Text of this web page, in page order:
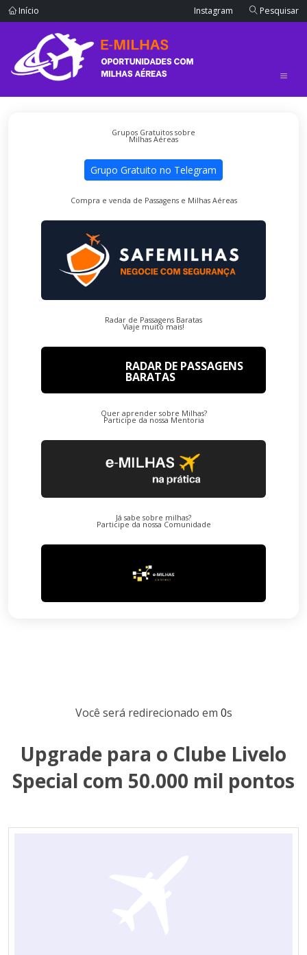
Início Instagram Pesquisar
Grupos Gratuitos sobre
Milhas Aéreas
Grupo Gratuito no Telegram
Compra e venda de Passagens e Milhas Aéreas
Radar de Passagens Baratas
Viaje muito mais!
RADAR DE PASSAGENS
BARATAS
Quer aprender sobre Milhas?
Participe da nossa Mentoria
Já sabe sobre milhas?
Participe da nossa Comunidade
Você será redirecionado em 0s
Upgrade para o Clube Livelo
Special com 50.000 mil pontos